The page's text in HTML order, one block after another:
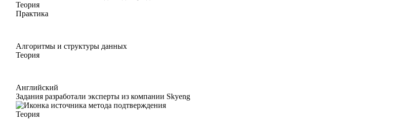
Теория
Практика
Алгоритмы и структуры данных
Теория
Английский
Задания разработали эксперты из компании Skyeng
Теория